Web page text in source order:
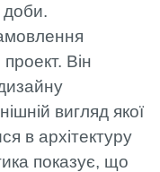
доби.
Він
вигляд якої
в архітектуру
показує, що